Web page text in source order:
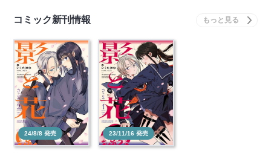
コミック新刊情報
24/8/8 発売 23/11/16 発売